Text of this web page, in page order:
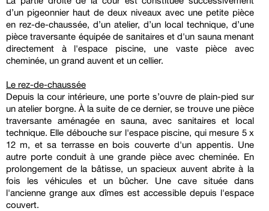
d’un pigeonnier haut de deux niveaux avec une petite pièce
en rez-de-chaussée, d’un atelier, d’un local technique, d’une
pièce traversante équipée de sanitaires et d'un sauna menant
directement à l'espace piscine, une vaste pièce avec
cheminée, un grand auvent et un cellier.
Le rez-de-chaussée
Depuis la cour intérieure, une porte s’ouvre de plain-pied sur
un atelier borgne. À la suite de ce dernier, se trouve une pièce
traversante aménagée en sauna, avec sanitaires et local
technique. Elle débouche sur l'espace piscine, qui mesure 5 x
12 m, et sa terrasse en bois couverte d'un appentis. Une
autre porte conduit à une grande pièce avec cheminée. En
prolongement de la bâtisse, un spacieux auvent abrite à la
fois les véhicules et un bûcher. Une cave située dans
l'ancienne grange aux dîmes est accessible depuis l'espace
couvert.